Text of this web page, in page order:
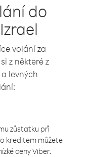
do
volání za
z některé z
levných
zůstatku při
kreditem můžete
ceny Viber.